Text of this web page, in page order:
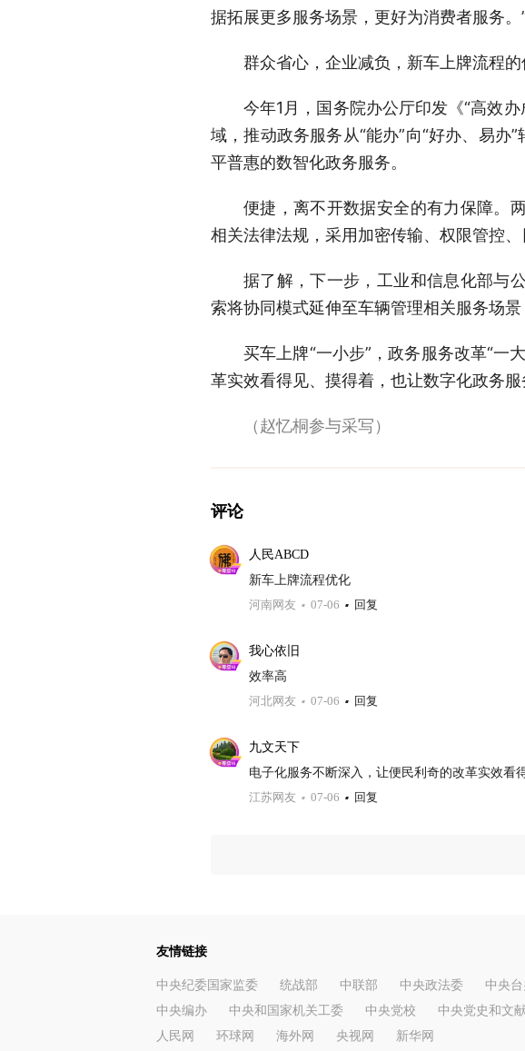
据拓展更多服务场景，更好为消费者服务。
群众省心，企业减负，新车上牌流程
今年1月，国务院办公厅印发《“高效
域，推动政务服务从“能办”向“好办、易办
平普惠的数智化政务服务。
便捷，离不开数据安全的有力保障。
相关法律法规，采用加密传输、权限管控
据了解，下一步，工业和信息化部与
索将协同模式延伸至车辆管理相关服务场
买车上牌“一小步”，政务服务改革“一
革实效看得见、摸得着，也让数字化政务服
（赵忆桐参与采写）
评论
人民ABCD
新车上牌流程优化
河南网友
07-06 回复
我心依旧
效率高
河北网友
07-06 回复
九文天下
电子化服务不断深入，让便民利奇的改革实效看
江苏网友
07-06 回复
友情链接
中央纪委国家监委 统战部 中联部 中央政法委 中央
中央编办
中央和国家机关工委 中央党校
中央党史和文
人民网
环球网 海外网 央视网 新华网